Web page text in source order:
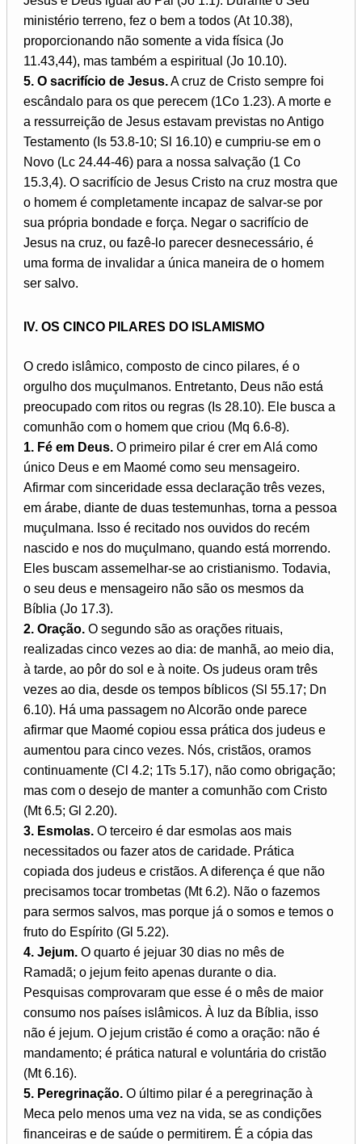
ministério terreno, fez o bem a todos (At 10.38),
proporcionando não somente a vida física (Jo
11.43,44), mas também a espiritual (Jo 10.10).
5. O sacrifício de Jesus.A cruz de Cristo sempre foi
escândalo para os que perecem (1Co 1.23). A morte e
a ressurreição de Jesus estavam previstas no Antigo
Testamento (Is 53.8-10; Sl 16.10) e cumpriu-se em o
Novo (Lc 24.44-46) para a nossa salvação (1 Co
15.3,4). O sacrifício de Jesus Cristo na cruz mostra que
o homem é completamente incapaz de salvar-se por
sua própria bondade e força. Negar o sacrifício de
Jesus na cruz, ou fazê-lo parecer desnecessário, é
uma forma de invalidar a única maneira de o homem
ser salvo.
IV. OS CINCO PILARES DO ISLAMISMO
O credo islâmico, composto de cinco pilares, é o
orgulho dos muçulmanos. Entretanto, Deus não está
preocupado com ritos ou regras (Is 28.10). Ele busca a
comunhão com o homem que criou (Mq 6.6-8).
1. Fé em Deus. O primeiro pilar é crer em Alá como
único Deus e em Maomé como seu mensageiro.
Afirmar com sinceridade essa declaração três vezes,
em árabe, diante de duas testemunhas, torna a pessoa
muçulmana. Isso é recitado nos ouvidos do recém
nascido e nos do muçulmano, quando está morrendo.
Eles buscam assemelhar-se ao cristianismo. Todavia,
o seu deus e mensageiro não são os mesmos da
Bíblia (Jo 17.3).
2. Oração. O segundo são as orações rituais,
realizadas cinco vezes ao dia: de manhã, ao meio dia,
à tarde, ao pôr do sol e à noite. Os judeus oram três
vezes ao dia, desde os tempos bíblicos (Sl 55.17; Dn
6.10). Há uma passagem no Alcorão onde parece
afirmar que Maomé copiou essa prática dos judeus e
aumentou para cinco vezes. Nós, cristãos, oramos
continuamente (Cl 4.2; 1Ts 5.17), não como obrigação;
mas com o desejo de manter a comunhão com Cristo
(Mt 6.5; Gl 2.20).
3. Esmolas. O terceiro é dar esmolas aos mais
necessitados ou fazer atos de caridade. Prática
copiada dos judeus e cristãos. A diferença é que não
precisamos tocar trombetas (Mt 6.2). Não o fazemos
para sermos salvos, mas porque já o somos e temos o
fruto do Espírito (Gl 5.22).
4. Jejum. O quarto é jejuar 30 dias no mês de
Ramadã; o jejum feito apenas durante o dia.
Pesquisas comprovaram que esse é o mês de maior
consumo nos países islâmicos. À luz da Bíblia, isso
não é jejum. O jejum cristão é como a oração: não é
mandamento; é prática natural e voluntária do cristão
(Mt 6.16).
5. Peregrinação. O último pilar é a peregrinação à
Meca pelo menos uma vez na vida, se as condições
financeiras e de saúde o permitirem. É a cópia das